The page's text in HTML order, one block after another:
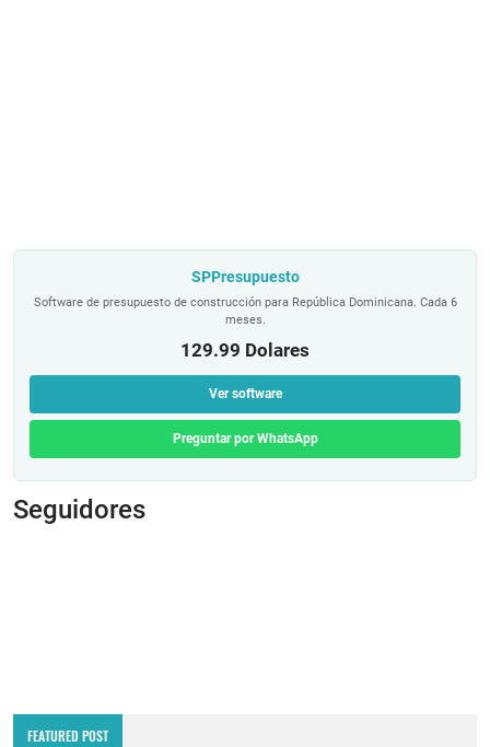
SPPresupuesto
Software de presupuesto de construcción para República Dominicana. Cada 6
meses.
129.99 Dolares
Ver software
Preguntar por WhatsApp
Seguidores
FEATURED POST